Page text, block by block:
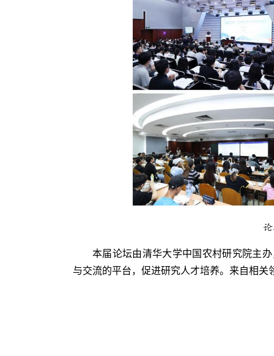
本届论坛由清华大学中国农村研究院主
与交流的平台，促进研究人才培养。来自相关